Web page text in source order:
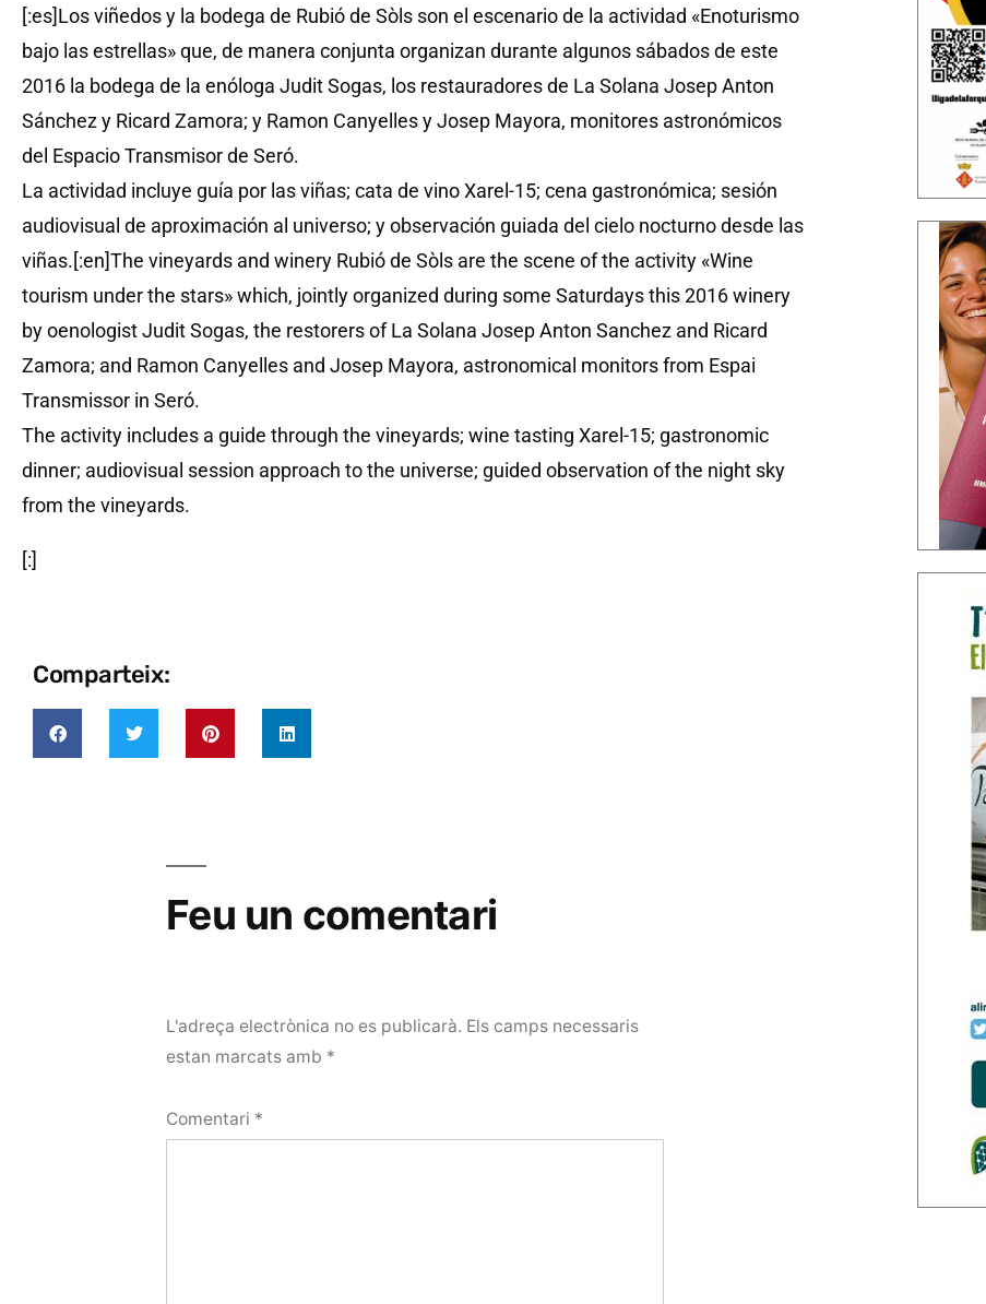
[:es]Los viñedos y la bodega de Rubió de Sòls son el escenario de la actividad «Enoturismo
bajo las estrellas» que, de manera conjunta organizan durante algunos sábados de este
2016 la bodega de la enóloga Judit Sogas, los restauradores de La Solana Josep Anton
Sánchez y Ricard Zamora; y Ramon Canyelles y Josep Mayora, monitores astronómicos
del Espacio Transmisor de Seró.
La actividad incluye guía por las viñas; cata de vino Xarel-15; cena gastronómica; sesión
audiovisual de aproximación al universo; y observación guiada del cielo nocturno desde las
viñas.[:en]The vineyards and winery Rubió de Sòls are the scene of the activity «Wine
tourism under the stars» which, jointly organized during some Saturdays this 2016 winery
by oenologist Judit Sogas, the restorers of La Solana Josep Anton Sanchez and Ricard
Zamora; and Ramon Canyelles and Josep Mayora, astronomical monitors from Espai
Transmissor in Seró.
The activity includes a guide through the vineyards; wine tasting Xarel-15; gastronomic
dinner; audiovisual session approach to the universe; guided observation of the night sky
from the vineyards.
[:]
Comparteix:
Feu un comentari
L'adreça electrònica no es publicarà. Els camps necessaris
estan marcats amb *
Comentari *